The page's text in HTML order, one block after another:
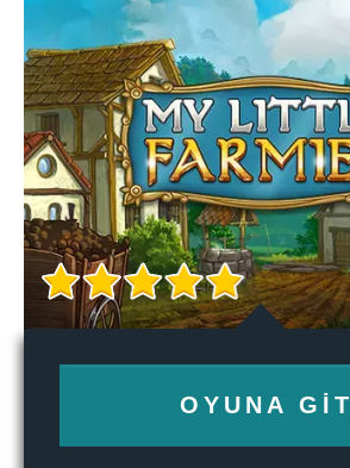
OYUNA GIT